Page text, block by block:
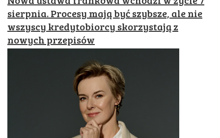
sierpnia. Procesy mają być szybsze, ale nie
wszyscy kredytobiorcy skorzystają z
nowych przepisów